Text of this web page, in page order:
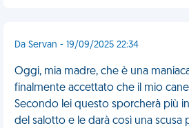
Da Servan - 19/09/2025 22:34
Oggi, mia madre, che è una
finalmente accettato che il mio
Secondo lei questo sporcherà più
del salotto e le darà così una scusa